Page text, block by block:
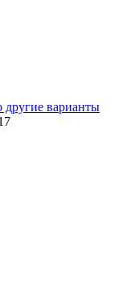
другие варианты